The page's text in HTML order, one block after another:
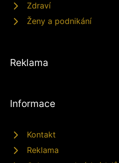
Zdraví
Ženy a podnikání
Reklama
Informace
Kontakt
Reklama